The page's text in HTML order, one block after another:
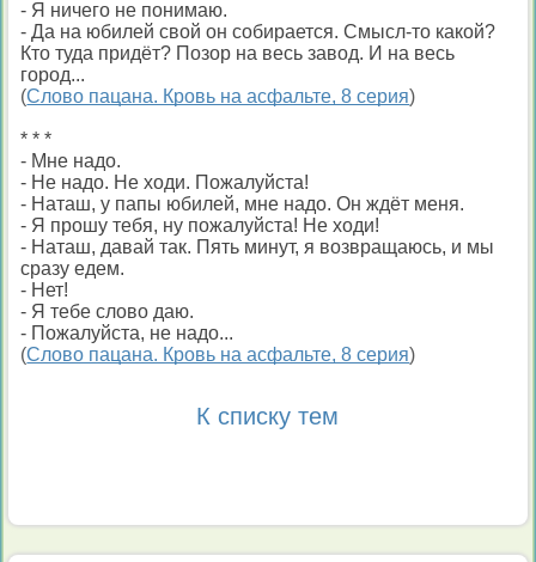
- Я ничего не понимаю.
- Да на юбилей свой он собирается. Смысл-то какой?
Кто туда придёт? Позор на весь завод. И на весь
город...
(Слово пацана. Кровь на асфальте, 8 серия)
* * *
- Мне надо.
- Не надо. Не ходи. Пожалуйста!
- Наташ, у папы юбилей, мне надо. Он ждёт меня.
- Я прошу тебя, ну пожалуйста! Не ходи!
- Наташ, давай так. Пять минут, я возвращаюсь, и мы
сразу едем.
- Нет!
- Я тебе слово даю.
- Пожалуйста, не надо...
(Слово пацана. Кровь на асфальте, 8 серия)
К списку тем